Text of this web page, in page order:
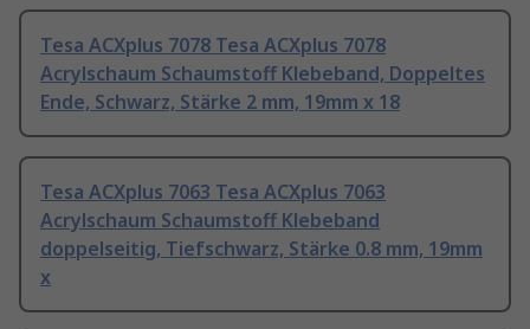
Tesa ACXplus 7078 Tesa ACXplus 7078
Acrylschaum Schaumstoff Klebeband, Doppeltes
Ende, Schwarz, Stärke 2 mm, 19mm x 18
Tesa ACXplus 7063 Tesa ACXplus 7063
Acrylschaum Schaumstoff Klebeband
doppelseitig, Tiefschwarz, Stärke 0.8 mm, 19mm
x